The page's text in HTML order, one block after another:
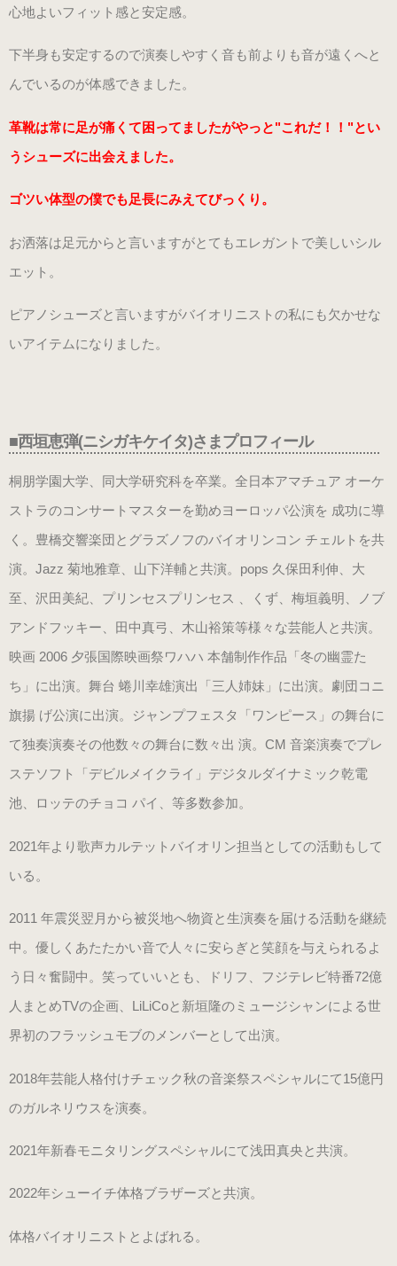
（22.0～25.0cm）
3WAY (シルバー・本革)
3WAY (ゴールド・本革)
3WAY (ブロンズ・本革)
数量限定商品（22.0～25.0cm）
ブラック・本革
数量限定商品（22.0～25.0cm）
ゴールド
数量限定商品（22.0～25.0cm）
シルバー
数量限定商品（22.0～25.0cm）
コンサート用（ヒール高6cm）
ブラック・エナメル
（22.0～25.5cm）
プラチナゴールド 数量限定モデル
パールシルバー
（22.0～25.5cm）
（22.0～25.5cm）
キラ・シルバー婦人用
紳士用
心地よいフィット感と安定感。
下半身も安定するので演奏しやすく音も前よりも音が遠くへと
んでいるのが体感できました。
革靴は常に足が痛くて困ってましたがやっと"これだ！！"とい
うシューズに出会えました。
ゴツい体型の僕でも足長にみえてびっくり。
お洒落は足元からと言いますがとてもエレガントで美しいシル
エット。
ピアノシューズと言いますがバイオリニストの私にも欠かせな
いアイテムになりました。
■西垣恵弾(ニシガキケイタ)さまプロフィール
桐朋学園大学、同大学研究科を卒業。全日本アマチュア オーケ
ストラのコンサートマスターを勤めヨーロッパ公演を 成功に導
く。豊橋交響楽団とグラズノフのバイオリンコン チェルトを共
演。Jazz 菊地雅章、山下洋輔と共演。pops 久保田利伸、大
至、沢田美紀、プリンセスプリンセス 、くず、梅垣義明、ノブ
アンドフッキー、田中真弓、木山裕策等様々な芸能人と共演。
映画 2006 夕張国際映画祭ワハハ 本舗制作作品「冬の幽霊た
ち」に出演。舞台 蜷川幸雄演出「三人姉妹」に出演。劇団コニ
旗揚 げ公演に出演。ジャンプフェスタ「ワンピース」の舞台に
て独奏演奏その他数々の舞台に数々出 演。CM 音楽演奏でプレ
ステソフト「デビルメイクライ」デジタルダイナミック乾電
池、ロッテのチョコ パイ、等多数参加。
2021年より歌声カルテットバイオリン担当としての活動もして
いる。
2011 年震災翌月から被災地へ物資と生演奏を届ける活動を継続
中。優しくあたたかい音で人々に安らぎと笑顔を与えられるよ
う日々奮闘中。笑っていいとも、ドリフ、フジテレビ特番72億
人まとめTVの企画、LiLiCoと新垣隆のミュージシャンによる世
界初のフラッシュモブのメンバーとして出演。
2018年芸能人格付けチェック秋の音楽祭スペシャルにて15億円
のガルネリウスを演奏。
2021年新春モニタリングスペシャルにて浅田真央と共演。
2022年シューイチ体格ブラザーズと共演。
体格バイオリニストとよばれる。